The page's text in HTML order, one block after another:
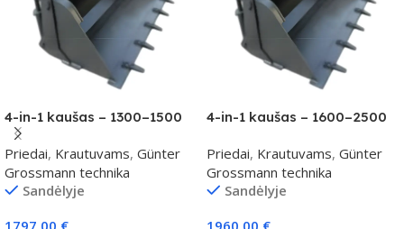
4-in-1 kaušas – 1300–1500
kg klasei
Priedai, Krautuvams, Günter
Grossmann technika
Sandėlyje
4-in-1 kaušas – 1600–2500
Priedai, Krautuvams, Günter
Grossmann technika
Sandėlyje